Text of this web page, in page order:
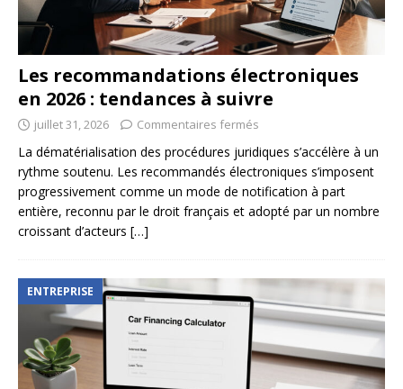
Les recommandations électroniques
en 2026 : tendances à suivre
juillet 31, 2026 Commentaires fermés
La dématérialisation des procédures juridiques s’accélère à un
rythme soutenu. Les recommandés électroniques s’imposent
progressivement comme un mode de notification à part
entière, reconnu par le droit français et adopté par un nombre
croissant d’acteurs […]
ENTREPRISE